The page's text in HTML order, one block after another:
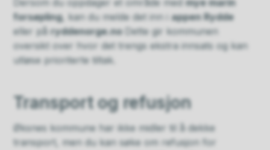
forsøpling, kan du melde det inn iappen Rydde
eller påryddenorge.no Dette gir kommunen
oversikt over hvor det trengs ekstra innsats og kan
utløse prioriterte tiltak.
Transport og refusjon
Øksnes kommune har ikke midler til å dekke
transport, men du kan søke om refusjon for